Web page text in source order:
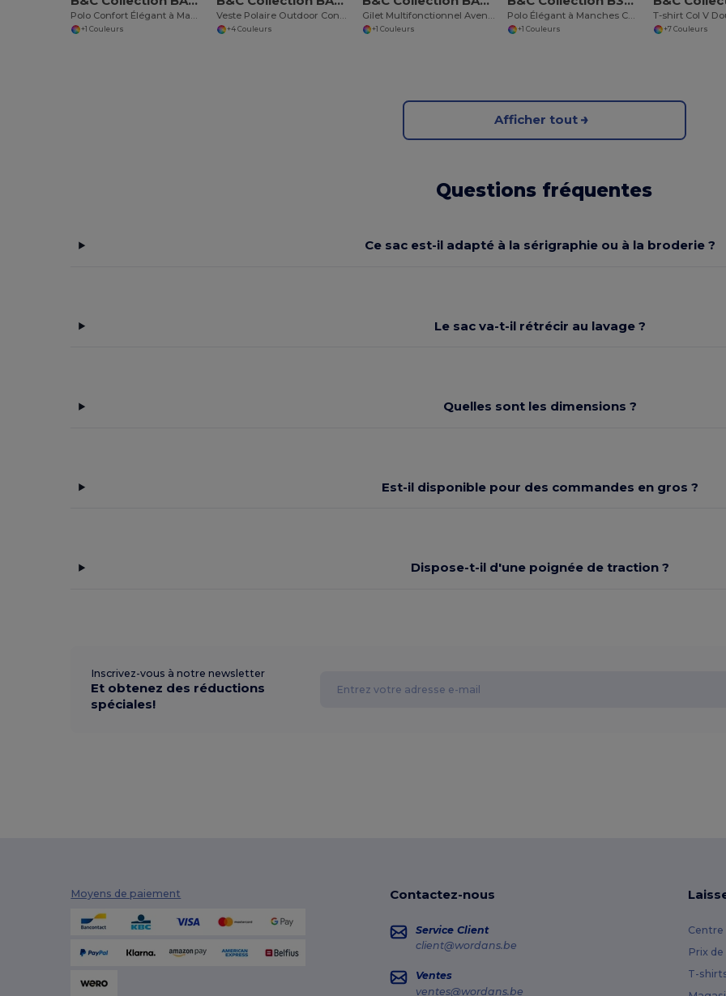
+1 Couleurs +4 Couleurs +1 Couleurs +1 Couleurs +7 Couleurs
Afficher tout
Questions fréquentes
Ce sac est-il adapté à la sérigraphie ou à la broderie ?
Le sac va-t-il rétrécir au lavage ?
Quelles sont les dimensions ?
Est-il disponible pour des commandes en gros ?
Dispose-t-il d'une poignée de traction ?
Inscrivez-vous à notre newsletter
Et obtenez des réductions
spéciales!
Moyens de paiement Contactez-nous
Service Client
client@wordans.be
Ventes
ventes@wordans.be
Centre
Prix
T-